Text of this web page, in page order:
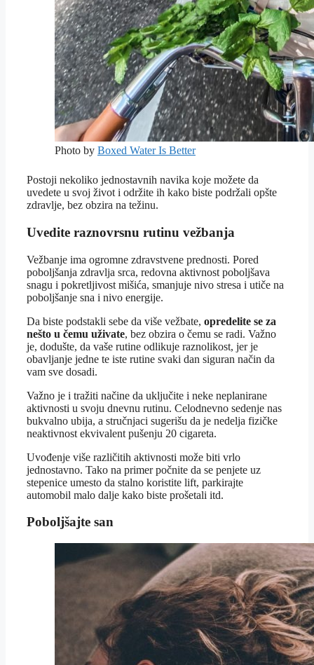
Photo by Boxed Water Is Better
Postoji nekoliko jednostavnih navika koje možete da
uvedete u svoj život i održite ih kako biste podržali opšte
zdravlje, bez obzira na težinu.
Uvedite raznovrsnu rutinu vežbanja
Vežbanje ima ogromne zdravstvene prednosti. Pored
poboljšanja zdravlja srca, redovna aktivnost poboljšava
snagu i pokretljivost mišića, smanjuje nivo stresa i utiče na
poboljšanje sna i nivo energije.
Da biste podstakli sebe da više vežbate, opredelite se za
nešto u čemu uživate, bez obzira o čemu se radi. Važno
je, dodušte, da vaše rutine odlikuje raznolikost, jer je
obavljanje jedne te iste rutine svaki dan siguran način da
vam sve dosadi.
Važno je i tražiti načine da uključite i neke neplanirane
aktivnosti u svoju dnevnu rutinu. Celodnevno sedenje nas
bukvalno ubija, a stručnjaci sugerišu da je nedelja fizičke
neaktivnost ekvivalent pušenju 20 cigareta.
Uvođenje više različitih aktivnosti može biti vrlo
jednostavno. Tako na primer počnite da se penjete uz
stepenice umesto da stalno koristite lift, parkirajte
automobil malo dalje kako biste prošetali itd.
Poboljšajte san